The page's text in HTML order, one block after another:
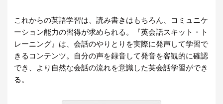
これからの英語学習は、読み書きはもちろん、コミュニケ
ーション能力の習得が求められる。『英会話スキット・ト
レーニング』は、会話のやりとりを実際に発声して学習で
きるコンテンツ。自分の声を録音して発音を客観的に確認
でき、より自然な会話の流れを意識した英会話学習ができ
る。